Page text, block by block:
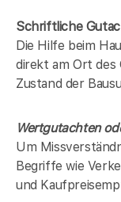
Schriftliche
Die Hilfe beim
direkt am Ort des
Zustand der
Wertgutachten
Um
Begriffe wie
und